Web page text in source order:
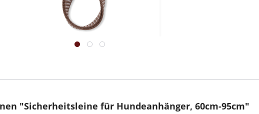
"Sicherheitsleine für Hundeanhänger, 60cm-95cm"